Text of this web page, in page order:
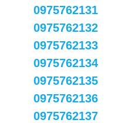
0975762131
0975762132
0975762133
0975762134
0975762135
0975762136
0975762137